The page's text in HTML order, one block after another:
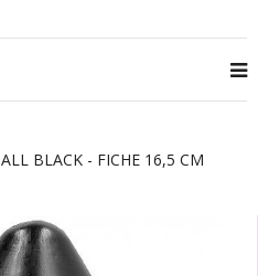
ALL BLACK - FICHE 16,5 CM